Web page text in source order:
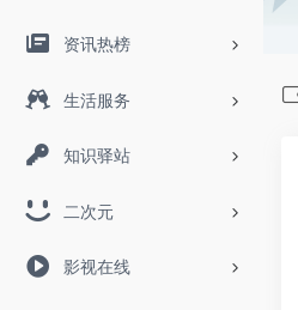
资讯热榜
生活服务
知识驿站
二次元
影视在线